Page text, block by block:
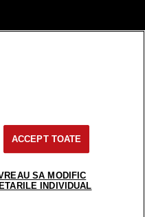
ACCEPT TOATE
SA MODIFIC
INDIVIDUAL